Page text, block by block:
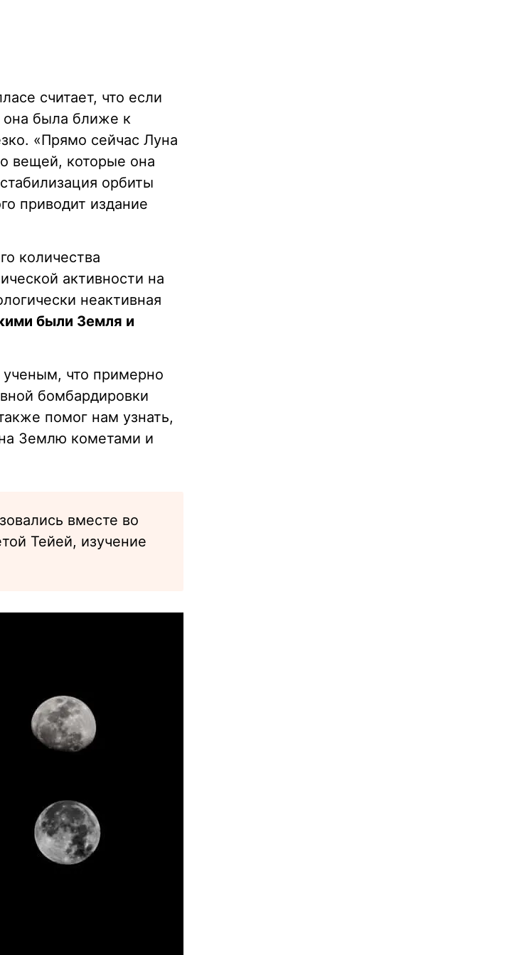
считает, что если
она была ближе к
«Прямо сейчас Луна
вещей, которые она
орбиты
приводит издание
количества
активности на
неактивная
были Земля и
ученым, что примерно
бомбардировки
помог нам узнать,
Землю кометами и
вместе во
Тейей, изучение